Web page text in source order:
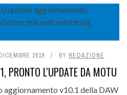
2019 BY REDAZIONE
PRONTO L'UPDATE DA MOTU
aggiornamento v10.1 della DAW